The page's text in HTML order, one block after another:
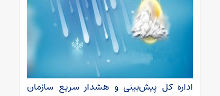
اداره کل پیش‌بینی و هشدار سریع سازمان